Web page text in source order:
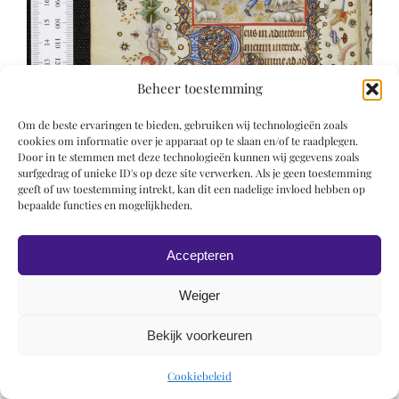
Beheer toestemming
Om de beste ervaringen te bieden, gebruiken wij technologieën zoals
cookies om informatie over je apparaat op te slaan en/of te raadplegen.
Door in te stemmen met deze technologieën kunnen wij gegevens zoals
surfgedrag of unieke ID's op deze site verwerken. Als je geen toestemming
geeft of uw toestemming intrekt, kan dit een nadelige invloed hebben op
bepaalde functies en mogelijkheden.
Accepteren
Weiger
Bekijk voorkeuren
Cookiebeleid
© 2019 Roel Wiechers | Powered by